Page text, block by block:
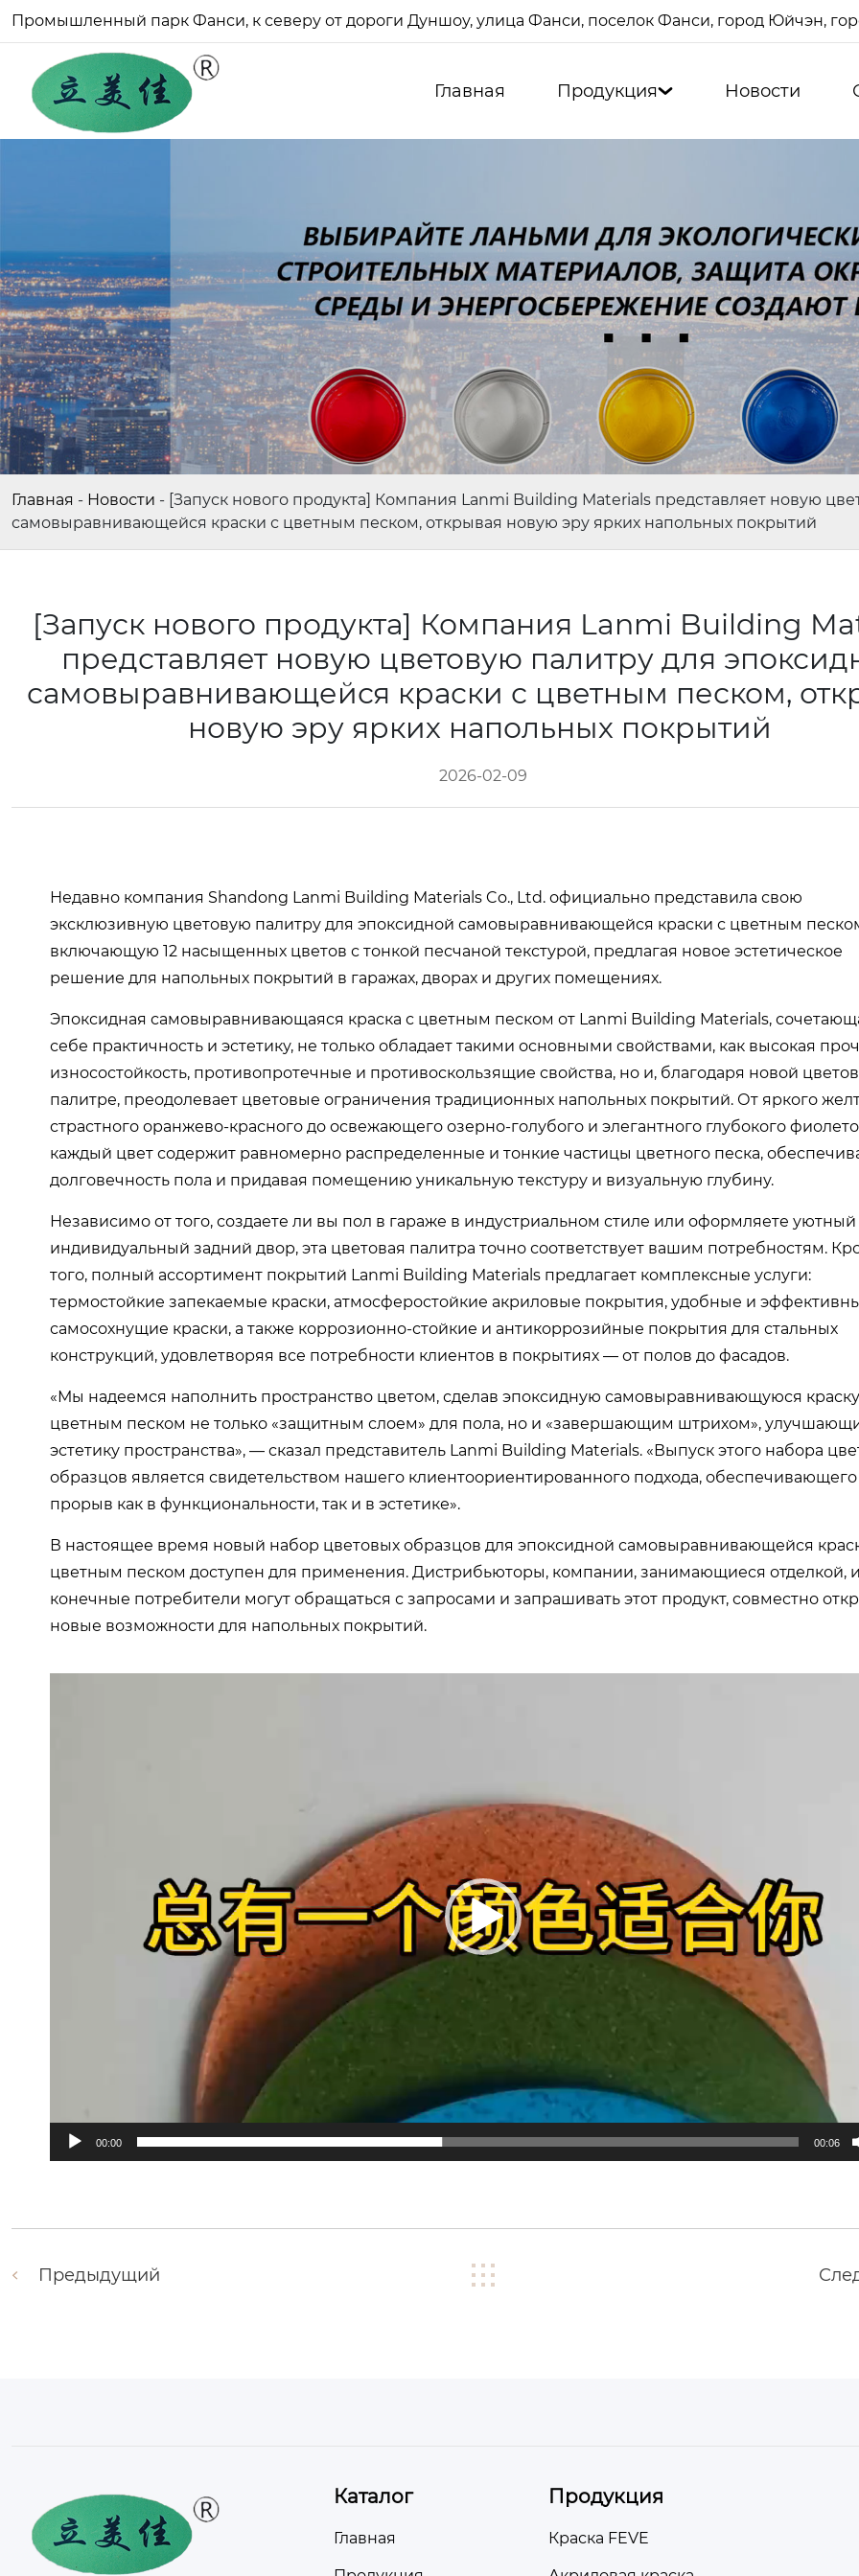
Промышленный парк Фанси, к северу от дороги Дуншоу, улица Фанси, поселок Фанси, город Юйчэн,
Главная Продукция Новости
Главная - Новости - [Запуск нового продукта] Компания Lanmi Building Materials представляет новую
самовыравнивающейся краски с цветным песком, открывая новую эру ярких напольных покрытий
[Запуск нового продукта] Компания Lanmi Building
представляет новую цветовую палитру для
самовыравнивающейся краски с цветным песком,
новую эру ярких напольных покрытий
2026-02-09
Недавно компания Shandong Lanmi Building Materials Co., Ltd. официально представила свою
эксклюзивную цветовую палитру для эпоксидной самовыравнивающейся краски с цветным
включающую 12 насыщенных цветов с тонкой песчаной текстурой, предлагая новое эстетическое
решение для напольных покрытий в гаражах, дворах и других помещениях.
Эпоксидная самовыравнивающаяся краска с цветным песком от Lanmi Building Materials,
себе практичность и эстетику, не только обладает такими основными свойствами, как высокая
износостойкость, противопротечные и противоскользящие свойства, но и, благодаря новой
палитре, преодолевает цветовые ограничения традиционных напольных покрытий. От яркого
страстного оранжево-красного до освежающего озерно-голубого и элегантного глубокого
каждый цвет содержит равномерно распределенные и тонкие частицы цветного песка,
долговечность пола и придавая помещению уникальную текстуру и визуальную глубину.
Независимо от того, создаете ли вы пол в гараже в индустриальном стиле или оформляете уютный
индивидуальный задний двор, эта цветовая палитра точно соответствует вашим потребностям.
того, полный ассортимент покрытий Lanmi Building Materials предлагает комплексные услуги:
термостойкие запекаемые краски, атмосферостойкие акриловые покрытия, удобные и
самосохнущие краски, а также коррозионно-стойкие и антикоррозийные покрытия для стальных
конструкций, удовлетворяя все потребности клиентов в покрытиях — от полов до фасадов.
«Мы надеемся наполнить пространство цветом, сделав эпоксидную самовыравнивающуюся
цветным песком не только «защитным слоем» для пола, но и «завершающим штрихом»,
эстетику пространства», — сказал представитель Lanmi Building Materials. «Выпуск этого набора
образцов является свидетельством нашего клиентоориентированного подхода, обеспечивающего
прорыв как в функциональности, так и в эстетике».
В настоящее время новый набор цветовых образцов для эпоксидной самовыравнивающейся
цветным песком доступен для применения. Дистрибьюторы, компании, занимающиеся отделкой, и
конечные потребители могут обращаться с запросами и запрашивать этот продукт, совместно
новые возможности для напольных покрытий.
00:00 00:06
Предыдущий
Каталог
Главная
Продукция
Краска FEVE